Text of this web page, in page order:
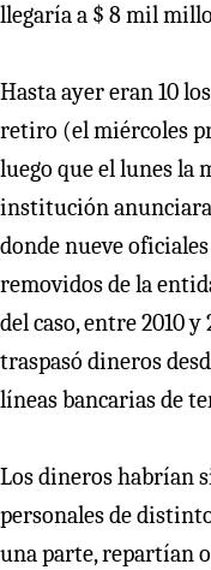
llegaría a $ 8 mil
Hasta ayer eran 10
retiro (el miércoles
luego que el lunes la
institución anunciara
donde nueve
removidos de la
del caso, entre 2010
traspasó dineros
líneas bancarias de
Los dineros habrían
personales de
una parte, repartían